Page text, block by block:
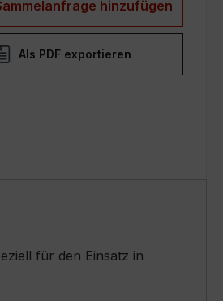
hinzufügen
Als PDF exportieren
für den Einsatz in